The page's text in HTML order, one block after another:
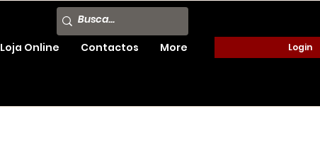
Loja Online Contactos More Login